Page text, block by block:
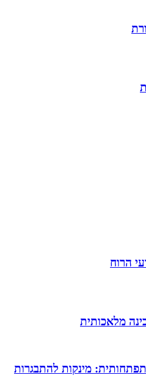
הרוח
מלאכותית
מינקות להתבגרות